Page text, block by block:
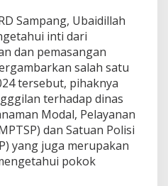
Sampang, Ubaidillah
inti dari
dan pemasangan
salah satu
tersebut, pihaknya
terhadap dinas
Modal, Pelayanan
dan Satuan Polisi
yang juga merupakan
pokok